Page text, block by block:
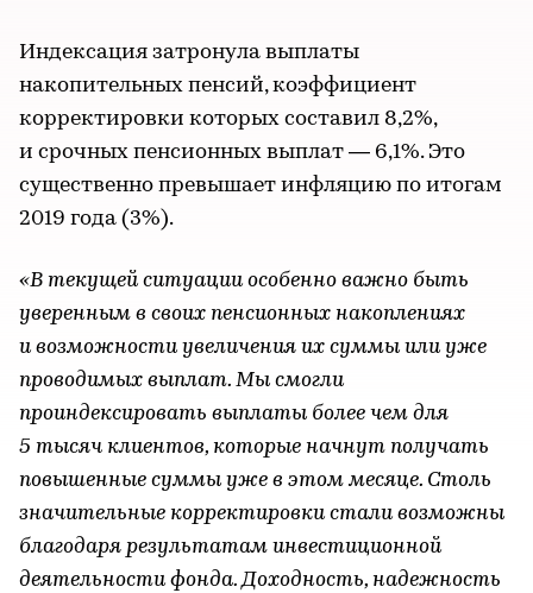
Индексация затронула выплаты
накопительных пенсий, коэффициент
корректировки которых составил 8,2%,
и срочных пенсионных выплат — 6,1%. Это
существенно превышает инфляцию по итогам
2019 года (3%).
«В текущей ситуации особенно важно быть
уверенным в своих пенсионных накоплениях
и возможности увеличения их суммы или уже
проводимых выплат. Мы смогли
проиндексировать выплаты более чем для
5 тысяч клиентов, которые начнут получать
повышенные суммы уже в этом месяце. Столь
значительные корректировки стали возможны
благодаря результатам инвестиционной
деятельности фонда. Доходность, надежность